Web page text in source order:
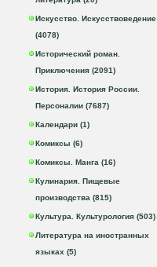
Искусство. Искусствоведение
(4078)
Исторический роман.
Приключения (2091)
История. История России.
Персоналии (7687)
Календари (1)
Комиксы (6)
Комиксы. Манга (16)
Кулинария. Пищевые
производства (815)
Культура. Культурология (503)
Литература на иностранных
языках (5)